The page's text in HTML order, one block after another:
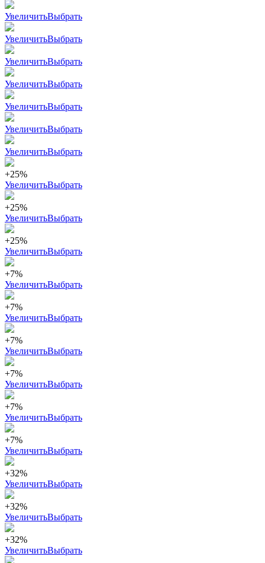
УвеличитьВыбрать
УвеличитьВыбрать
УвеличитьВыбрать
УвеличитьВыбрать
УвеличитьВыбрать
УвеличитьВыбрать
УвеличитьВыбрать
+25%
УвеличитьВыбрать
+25%
УвеличитьВыбрать
+25%
УвеличитьВыбрать
+7%
УвеличитьВыбрать
+7%
УвеличитьВыбрать
+7%
УвеличитьВыбрать
+7%
УвеличитьВыбрать
+7%
УвеличитьВыбрать
+7%
УвеличитьВыбрать
+32%
УвеличитьВыбрать
+32%
УвеличитьВыбрать
+32%
УвеличитьВыбрать